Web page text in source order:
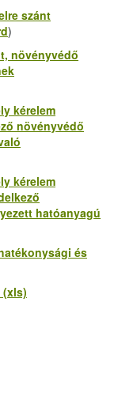
szánt
)
növényvédő
kérelem
növényvédő
kérelem
hatóanyagú
és
(xls)